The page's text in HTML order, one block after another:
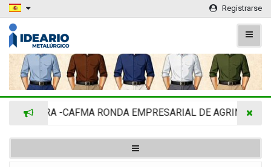
Registrarse
-CAFMA RONDA EMPRESARIAL DE AGRINOVA EN LA